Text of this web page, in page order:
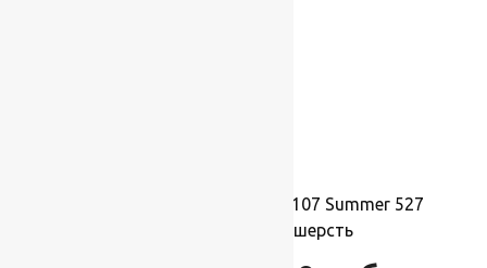
Ковер шерстяной Прямой 107 Summer 527
2,00×2,50 м, 100% шерсть